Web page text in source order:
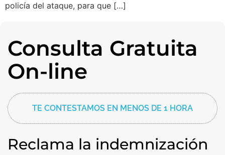
policía del ataque, para que […]
Consulta Gratuita
On-line
TE CONTESTAMOS EN MENOS DE 1 HORA
Reclama la indemnización